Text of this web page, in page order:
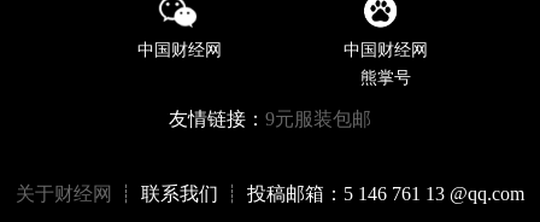
中国财经网
中国财经网
熊掌号
友情链接： 9元服装包邮
关于财经网 ┊ 联系我们 ┊ 投稿邮箱：5 146 761 13 @qq.com